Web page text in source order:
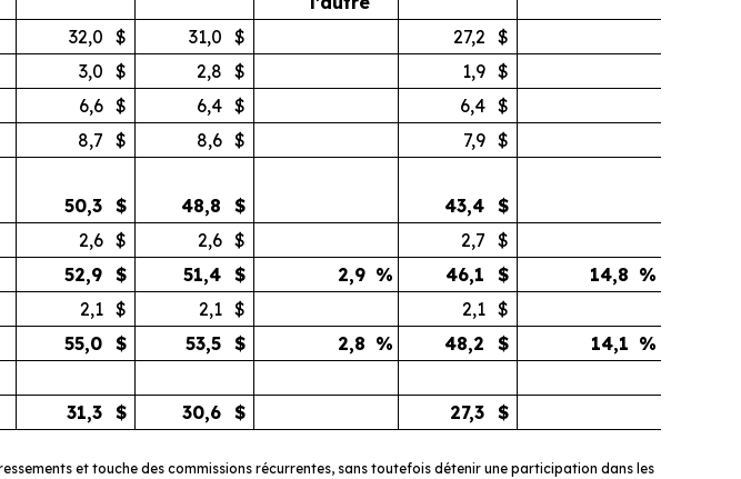
32,0 $ 31,0 $ 27,2 $
3,0 $ 2,8 $ 1,9 $
6,6 $ 6,4 $ 6,4 $
8,7 $ 8,6 $ 7,9 $
50,3 $ 48,8 $ 43,4 $
2,6 $ 2,6 $ 2,7 $
52,9 $ 51,4 $ 2,9 % 46,1 $ 14,8 %
2,1 $ 2,1 $ 2,1 $
55,0 $ 53,5 $ 2,8 % 48,2 $ 14,1 %
31,3 $ 30,6 $ 27,3 $
et touche des commissions récurrentes, sans toutefois détenir une participation dans les